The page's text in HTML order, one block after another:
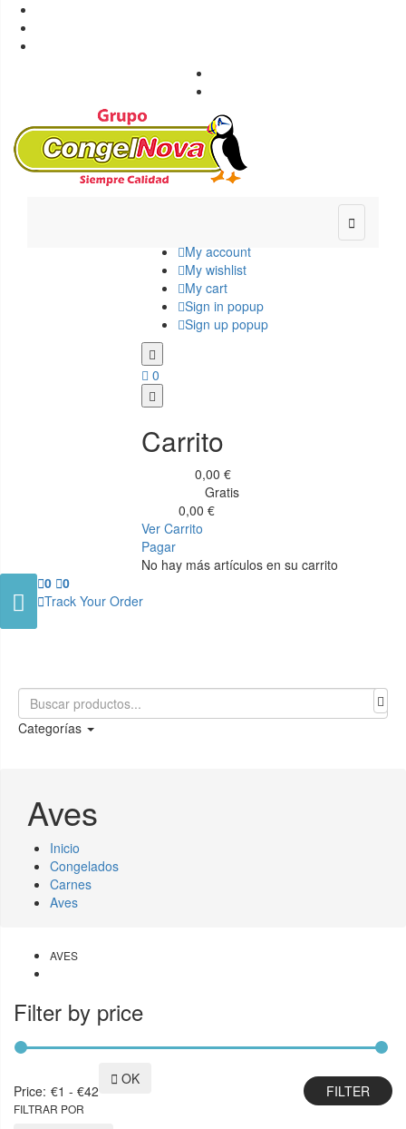

My account
My wishlist
My cart
Sign in popup
Sign up popup
0
Carrito
0,00 €
Gratis
0,00 €
Ver Carrito
Pagar
No hay más artículos en su carrito

Categorías
0 0
Track Your Order
Aves
Inicio
Congelados
Carnes
Aves
AVES
Filter by price
Price: €1 - €42
 OK
FILTRAR POR